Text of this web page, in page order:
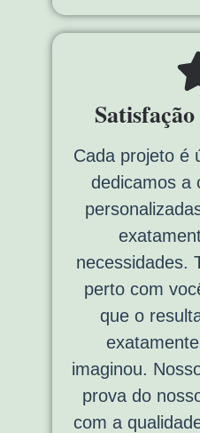
Cada projeto é
dedicamos a
necessidades.
perto com
que o
imaginou.
prova do
com a